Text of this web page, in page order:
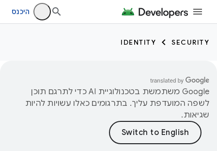
היכנס
SECURITY
IDENTITY
‫Google משתמשת בטכנולוגיית AI כדי לתרגם תוכן
לשפה המועדפת עליך. בתרגומים כאלו עשויות להיות
שגיאות.